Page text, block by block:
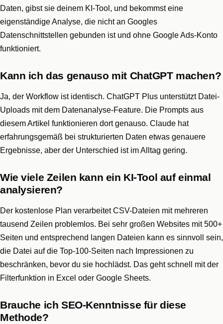
Daten, gibst sie deinem KI-Tool, und bekommst eine
eigenständige Analyse, die nicht an Googles
Datenschnittstellen gebunden ist und ohne Google Ads-Konto
funktioniert.
Kann ich das genauso mit ChatGPT machen?
Ja, der Workflow ist identisch. ChatGPT Plus unterstützt Datei-
Uploads mit dem Datenanalyse-Feature. Die Prompts aus
diesem Artikel funktionieren dort genauso. Claude hat
erfahrungsgemäß bei strukturierten Daten etwas genauere
Ergebnisse, aber der Unterschied ist im Alltag gering.
Wie viele Zeilen kann ein KI-Tool auf einmal
analysieren?
Der kostenlose Plan verarbeitet CSV-Dateien mit mehreren
tausend Zeilen problemlos. Bei sehr großen Websites mit 500+
Seiten und entsprechend langen Dateien kann es sinnvoll sein,
die Datei auf die Top-100-Seiten nach Impressionen zu
beschränken, bevor du sie hochlädst. Das geht schnell mit der
Filterfunktion in Excel oder Google Sheets.
Brauche ich SEO-Kenntnisse für diese
Methode?